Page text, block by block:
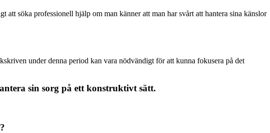
söka professionell hjälp om man känner att man har svårt att hantera sina känslor
under denna period kan vara nödvändigt för att kunna fokusera på det
sin sorg på ett konstruktivt sätt.